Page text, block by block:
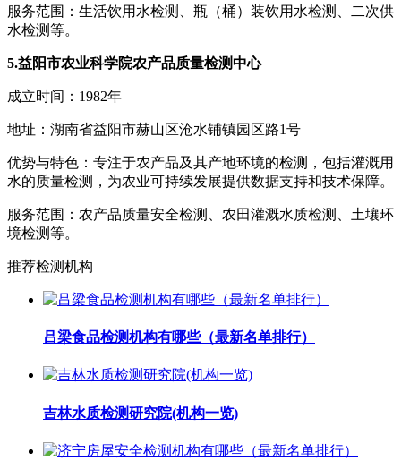
服务范围：生活饮用水检测、瓶（桶）装饮用水检测、二次供
水检测等。
5.益阳市农业科学院农产品质量检测中心
成立时间：1982年
地址：湖南省益阳市赫山区沧水铺镇园区路1号
优势与特色：专注于农产品及其产地环境的检测，包括灌溉用
水的质量检测，为农业可持续发展提供数据支持和技术保障。
服务范围：农产品质量安全检测、农田灌溉水质检测、土壤环
境检测等。
推荐检测机构
吕梁食品检测机构有哪些（最新名单排行）
吉林水质检测研究院(机构一览)